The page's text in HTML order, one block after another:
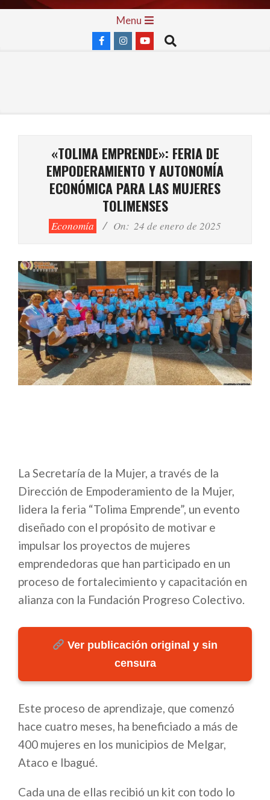
Skip
Menu
Search
«TOLIMA EMPRENDE»: FERIA DE
EMPODERAMIENTO Y AUTONOMÍA
ECONÓMICA PARA LAS MUJERES
TOLIMENSES
Economía On: 24 de enero de 2025
La Secretaría de la Mujer, a través de la
Dirección de Empoderamiento de la Mujer,
lidera la feria “Tolima Emprende”, un evento
diseñado con el propósito de motivar e
impulsar los proyectos de mujeres
emprendedoras que han participado en un
proceso de fortalecimiento y capacitación en
alianza con la Fundación Progreso Colectivo.
Ver publicación original y sin
censura
Este proceso de aprendizaje, que comenzó
hace cuatro meses, ha beneficiado a más de
400 mujeres en los municipios de Melgar,
Ataco e Ibagué.
Cada una de ellas recibió un kit con todo lo